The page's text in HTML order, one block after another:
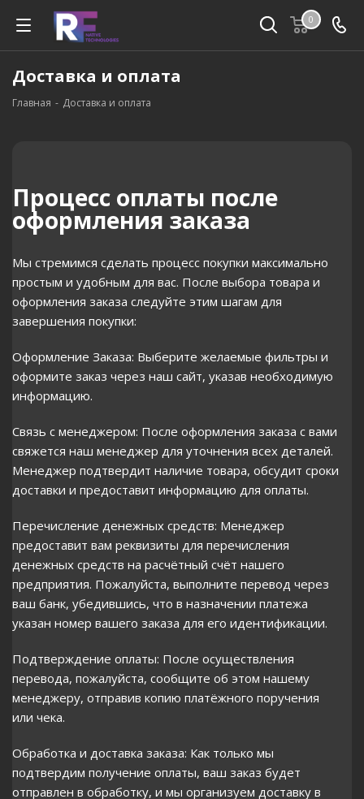
0
Доставка и оплата
Главная - Доставка и оплата
Процесс оплаты после
оформления заказа
Мы стремимся сделать процесс покупки максимально
простым и удобным для вас. После выбора товара и
оформления заказа следуйте этим шагам для
завершения покупки:
Оформление Заказа: Выберите желаемые фильтры и
оформите заказ через наш сайт, указав необходимую
информацию.
Связь с менеджером: После оформления заказа с вами
свяжется наш менеджер для уточнения всех деталей.
Менеджер подтвердит наличие товара, обсудит сроки
доставки и предоставит информацию для оплаты.
Перечисление денежных средств: Менеджер
предоставит вам реквизиты для перечисления
денежных средств на расчётный счёт нашего
предприятия. Пожалуйста, выполните перевод через
ваш банк, убедившись, что в назначении платежа
указан номер вашего заказа для его идентификации.
Подтверждение оплаты: После осуществления
перевода, пожалуйста, сообщите об этом нашему
менеджеру, отправив копию платёжного поручения
или чека.
Обработка и доставка заказа: Как только мы
подтвердим получение оплаты, ваш заказ будет
отправлен в обработку, и мы организуем доставку в